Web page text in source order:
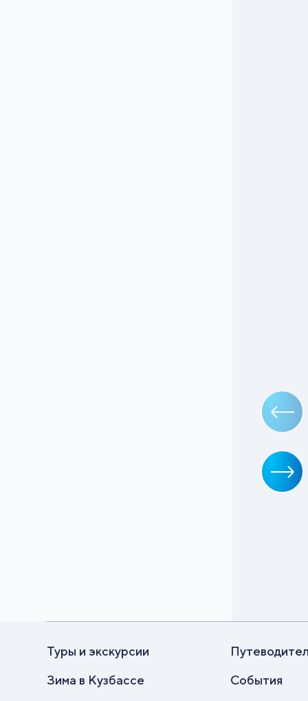
Туры и экскурсии
Зима в Кузбассе
События